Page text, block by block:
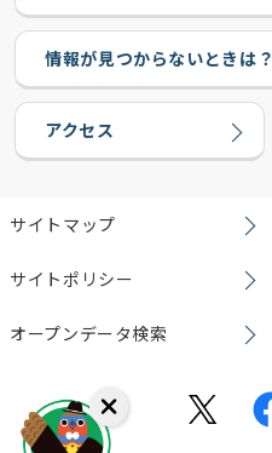
情報が見つからないときは？
アクセス
サイトマップ
サイトポリシー
オープンデータ検索